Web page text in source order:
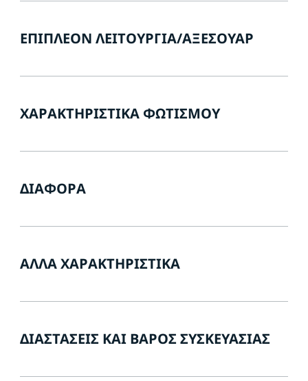
ΕΠΙΠΛΈΟΝ ΛΕΙΤΟΥΡΓΊΑ/ΑΞΕΣΟΥΆΡ
ΧΑΡΑΚΤΗΡΙΣΤΙΚΆ ΦΩΤΙΣΜΟΎ
ΔΙΆΦΟΡΑ
ΆΛΛΑ ΧΑΡΑΚΤΗΡΙΣΤΙΚΆ
ΔΙΑΣΤΆΣΕΙΣ ΚΑΙ ΒΆΡΟΣ ΣΥΣΚΕΥΑΣΊΑΣ